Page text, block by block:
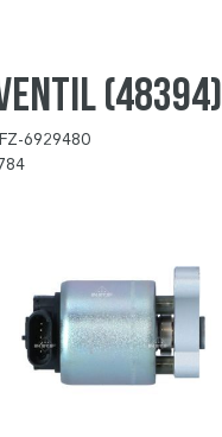
Ventil (48394)
6929480